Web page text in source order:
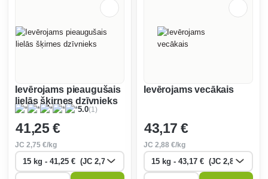
Ievērojams pieaugušais
lielās šķirnes dzīvnieks
5.0(1)
41,25 €
JC2,75 €/kg
Ievērojams vecākais
43,17 €
JC 2,88 €/kg